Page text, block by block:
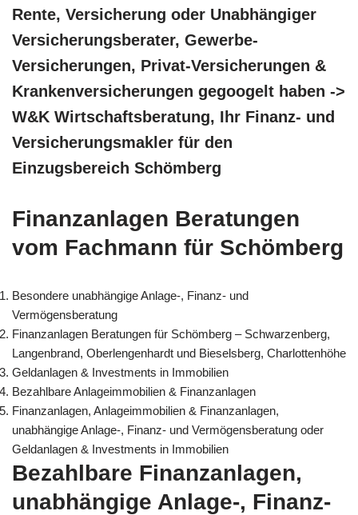
Rente, Versicherung oder Unabhängiger
Versicherungsberater, Gewerbe-
Versicherungen, Privat-Versicherungen &
Krankenversicherungen gegoogelt haben ->
W&K Wirtschaftsberatung, Ihr Finanz- und
Versicherungsmakler für den
Einzugsbereich Schömberg
Finanzanlagen Beratungen
vom Fachmann für Schömberg
Besondere unabhängige Anlage-, Finanz- und
Vermögensberatung
Finanzanlagen Beratungen für Schömberg – Schwarzenberg,
Langenbrand, Oberlengenhardt und Bieselsberg, Charlottenhöhe
Geldanlagen & Investments in Immobilien
Bezahlbare Anlageimmobilien & Finanzanlagen
Finanzanlagen, Anlageimmobilien & Finanzanlagen,
unabhängige Anlage-, Finanz- und Vermögensberatung oder
Geldanlagen & Investments in Immobilien
Bezahlbare Finanzanlagen,
unabhängige Anlage-, Finanz-